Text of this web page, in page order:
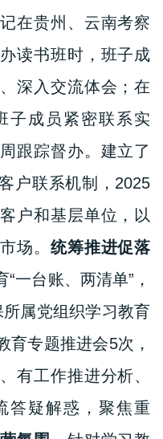
在贵州、云南考察
读书班时，班子成
深入交流体会；在
子成员紧密联系实
跟踪督办。 建立了
户联系机制，2025
户和基层单位，以
场。 统筹推进促落
一台账、两清单”，
所属党组织学习教育
育专题推进会5次，
有工作推进分析、
答疑解惑，聚焦重